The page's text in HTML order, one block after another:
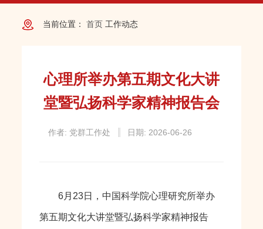
当前位置： 首页 工作动态
心理所举办第五期文化大讲
堂暨弘扬科学家精神报告会
作者: 党群工作处 日期: 2026-06-26
6月23日，中国科学院心理研究所举办
第五期文化大讲堂暨弘扬科学家精神报告